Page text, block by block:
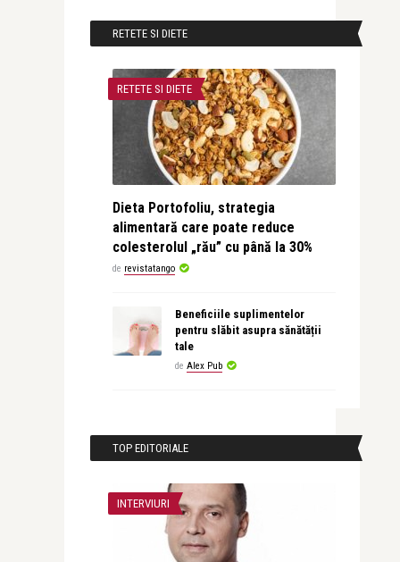
RETETE SI DIETE
RETETE SI DIETE
Dieta Portofoliu, strategia
alimentară care poate reduce
colesterolul „rău” cu până la 30%
de revistatango
Beneficiile suplimentelor
pentru slăbit asupra sănătății
tale
de Alex Pub
TOP EDITORIALE
INTERVIURI